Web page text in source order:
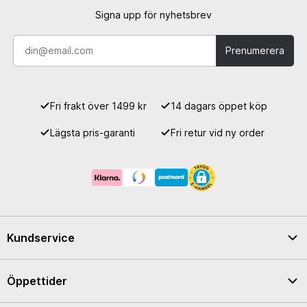
Signa upp för nyhetsbrev
Prenumerera
Fri frakt över 1499 kr 14 dagars öppet köp
Lägsta pris-garanti Fri retur vid ny order
Kundservice
Öppettider